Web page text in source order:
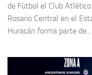
de Fútbol el Club
Rosario Central en el
Huracán forma parte de...